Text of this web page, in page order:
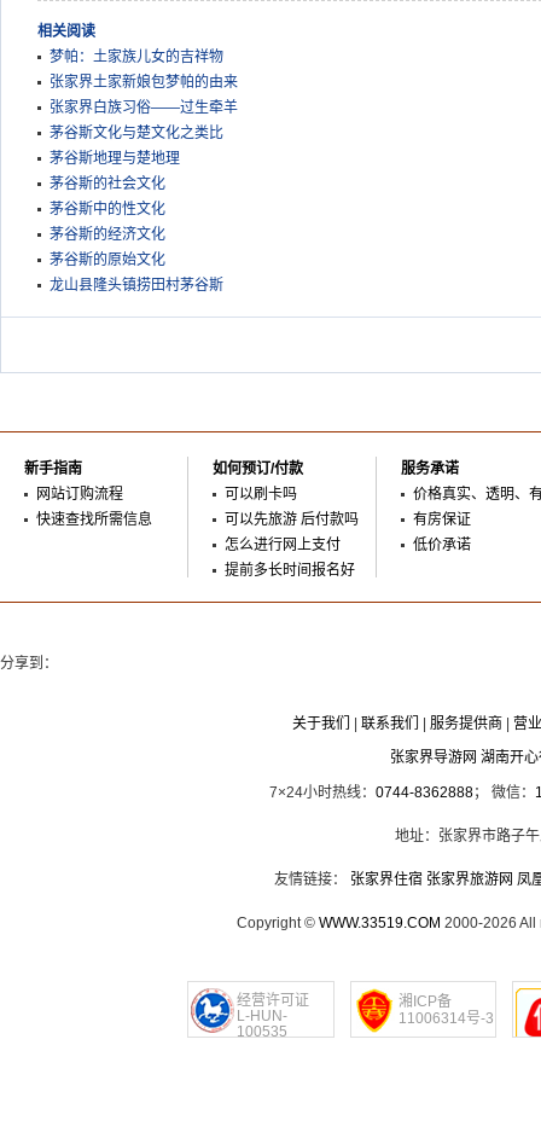
相关阅读
梦帕：土家族儿女的吉祥物
张家界土家新娘包梦帕的由来
张家界白族习俗——过生牵羊
茅谷斯文化与楚文化之类比
茅谷斯地理与楚地理
茅谷斯的社会文化
茅谷斯中的性文化
茅谷斯的经济文化
茅谷斯的原始文化
龙山县隆头镇捞田村茅谷斯
新手指南
网站订购流程
快速查找所需信息
如何预订/付款
可以刷卡吗
可以先旅游 后付款吗
怎么进行网上支付
提前多长时间报名好
服务承诺
价格真实、透明、
有房保证
低价承诺
分享到：
关于我们 联系我们 服务提供商
营
张家界导游网 湖南开
7×24小时热线： 0744-8362888； 微信：
地址：张家界市路子
友情链接： 张家界住宿 张家界旅游网 凤
Copyright © WWW.33519.COM 2000-2026 All
经营许可证
L-HUN-
100535
湘ICP备
11006314号-3